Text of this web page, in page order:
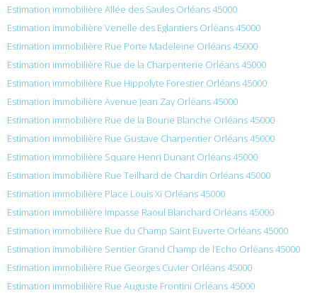
Estimation immobilière Allée des Saules Orléans 45000
Estimation immobilière Venelle des Eglantiers Orléans 45000
Estimation immobilière Rue Porte Madeleine Orléans 45000
Estimation immobilière Rue de la Charpenterie Orléans 45000
Estimation immobilière Rue Hippolyte Forestier Orléans 45000
Estimation immobilière Avenue Jean Zay Orléans 45000
Estimation immobilière Rue de la Bourie Blanche Orléans 45000
Estimation immobilière Rue Gustave Charpentier Orléans 45000
Estimation immobilière Square Henri Dunant Orléans 45000
Estimation immobilière Rue Teilhard de Chardin Orléans 45000
Estimation immobilière Place Louis Xi Orléans 45000
Estimation immobilière Impasse Raoul Blanchard Orléans 45000
Estimation immobilière Rue du Champ Saint Euverte Orléans 45000
Estimation immobilière Sentier Grand Champ de l’Echo Orléans 45000
Estimation immobilière Rue Georges Cuvier Orléans 45000
Estimation immobilière Rue Auguste Frontini Orléans 45000